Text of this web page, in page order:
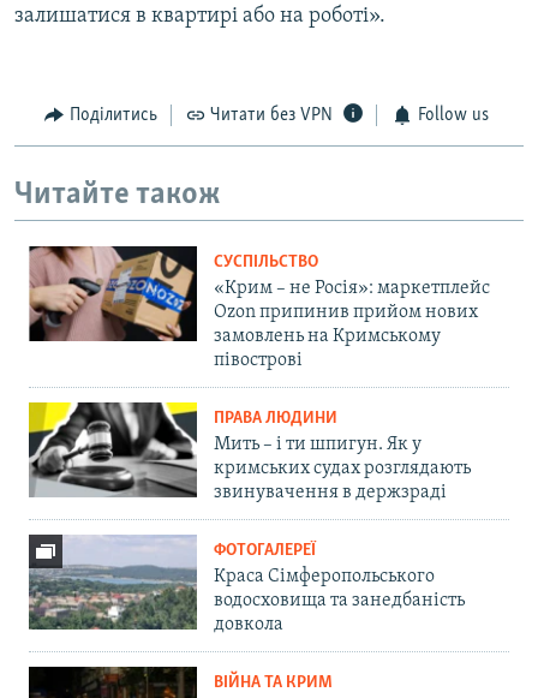
залишатися в квартирі або на роботі».
Поділитись Читати без VPN Follow us
Читайте також
СУСПІЛЬСТВО
«Крим – не Росія»: маркетплейс
Ozon припинив прийом нових
замовлень на Кримському
півострові
ПРАВА ЛЮДИНИ
Мить – і ти шпигун. Як у
кримських судах розглядають
звинувачення в держзраді
ФОТОГАЛЕРЕЇ
Краса Сімферопольського
водосховища та занедбаність
довкола
ВІЙНА ТА КРИМ